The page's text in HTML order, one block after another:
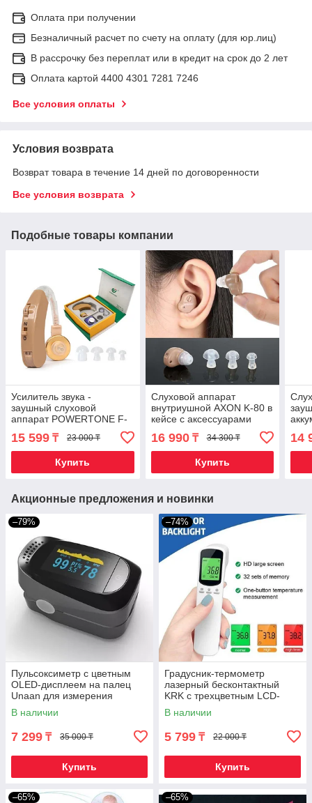
Оплата при получении
Безналичный расчет по счету на оплату (для юр.лиц)
В рассрочку без переплат или в кредит на срок до 2 лет
Оплата картой 4400 4301 7281 7246
Все условия оплаты
Условия возврата
Возврат товара в течение 14 дней по договоренности
Все условия возврата
Подобные товары компании
Усилитель звука -
заушный слуховой
аппарат POWERTONE F-
138 для пожилых людей
15 599 ₸ 23 000 ₸
Купить
Слуховой аппарат
внутриушной AXON K-80 в
кейсе с аксессуарами
16 990₸ 34 300 ₸
Купить
14
Акционные предложения и новинки
–79%
Пульсоксиметр с цветным
OLED-дисплеем на палец
Unaan для измерения
пульса, сатурации и индекса
перфузии крови
В наличии
7 299 ₸ 35 000 ₸
Купить
–74%
Градусник-термометр
лазерный бесконтактный
KRK с трехцветным LCD-
дисплеем
В наличии
5 799 ₸ 22 000 ₸
Купить
–65% –65%